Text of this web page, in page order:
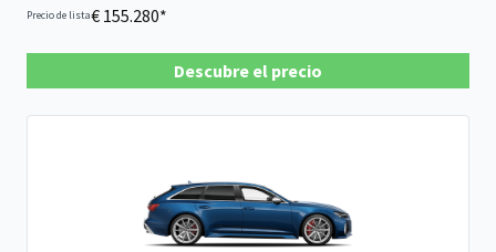
Precio de lista€ 155.280*
Descubre el precio